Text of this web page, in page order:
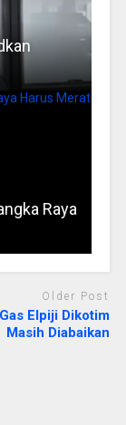
Raya
Older Post
Elpiji Dikotim
Masih Diabaikan